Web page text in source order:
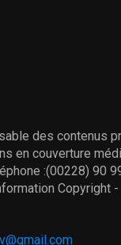
des contenus
en couverture
:(00228) 90
Copyright